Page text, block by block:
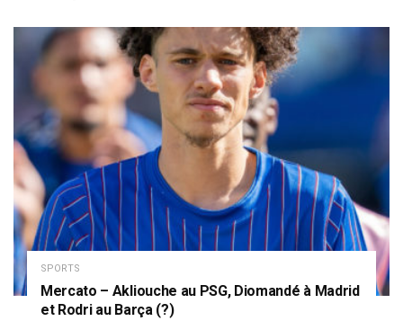
SPORTS
Mercato – Akliouche au PSG, Diomandé à Madrid
et Rodri au Barça (?)